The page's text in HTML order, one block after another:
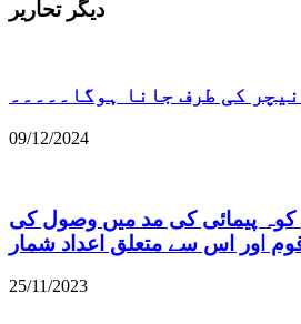
دیگر تحاریر
کی طرف جانا ہوگا۔۔۔۔۔
09/12/2024
کوہ پیمائی کی مد میں وصول کی
اور اس سے متعلق اعداد شمار
25/11/2023